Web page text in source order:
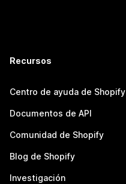
Recursos
Centro de ayuda de Shopify
Documentos de API
Comunidad de Shopify
Blog de Shopify
Investigación